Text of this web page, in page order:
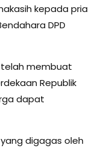
kepada pria
DPD
telah membuat
Republik
dapat
digagas oleh